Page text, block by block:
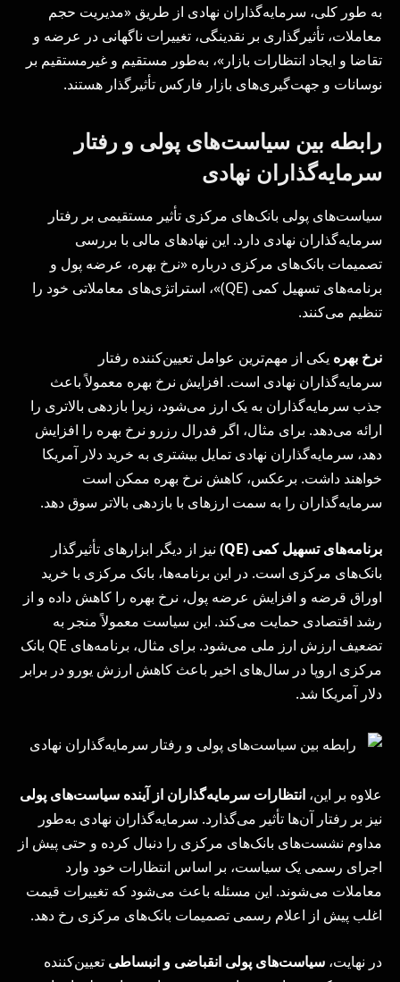
به طور کلی، سرمایه‌گذاران نهادی از طریق «مدیریت حجم
معاملات، تأثیرگذاری بر نقدینگی، تغییرات ناگهانی در عرضه و
تقاضا و ایجاد انتظارات بازار»، به‌طور مستقیم و غیرمستقیم بر
نوسانات و جهت‌گیری‌های بازار فارکس تأثیرگذار هستند.
رابطه بین سیاست‌های پولی و رفتار
سرمایه‌گذاران نهادی
سیاست‌های پولی بانک‌های مرکزی تأثیر مستقیمی بر رفتار
سرمایه‌گذاران نهادی دارد. این نهادهای مالی با بررسی
تصمیمات بانک‌های مرکزی درباره «نرخ بهره، عرضه پول و
برنامه‌های تسهیل کمی (QE)»، استراتژی‌های معاملاتی خود را
تنظیم می‌کنند.
نرخ بهره یکی از مهم‌ترین عوامل تعیین‌کننده رفتار
سرمایه‌گذاران نهادی است. افزایش نرخ بهره معمولاً باعث
جذب سرمایه‌گذاران به یک ارز می‌شود، زیرا بازدهی بالاتری را
ارائه می‌دهد. برای مثال، اگر فدرال رزرو نرخ بهره را افزایش
دهد، سرمایه‌گذاران نهادی تمایل بیشتری به خرید دلار آمریکا
خواهند داشت. برعکس، کاهش نرخ بهره ممکن است
سرمایه‌گذاران را به سمت ارزهای با بازدهی بالاتر سوق دهد.
برنامه‌های تسهیل کمی (QE
) نیز از دیگر ابزارهای تأثیرگذار
بانک‌های مرکزی است. در این برنامه‌ها، بانک مرکزی با خرید
اوراق قرضه و افزایش عرضه پول، نرخ بهره را کاهش داده و از
رشد اقتصادی حمایت می‌کند. این سیاست معمولاً منجر به
تضعیف ارزش ارز ملی می‌شود. برای مثال، برنامه‌های QE بانک
مرکزی اروپا در سال‌های اخیر باعث کاهش ارزش یورو در برابر
دلار آمریکا شد.
علاوه بر این، انتظارات سرمایه‌گذاران از آینده سیاست‌های پولی
نیز بر رفتار آن‌ها تأثیر می‌گذارد. سرمایه‌گذاران نهادی به‌طور
مداوم نشست‌های بانک‌های مرکزی را دنبال کرده و حتی پیش از
اجرای رسمی یک سیاست، بر اساس انتظارات خود وارد
معاملات می‌شوند. این مسئله باعث می‌شود که تغییرات قیمت
اغلب پیش از اعلام رسمی تصمیمات بانک‌های مرکزی رخ دهد.
در نهایت، سیاست‌های پولی انقباضی و انبساطی تعیین‌کننده